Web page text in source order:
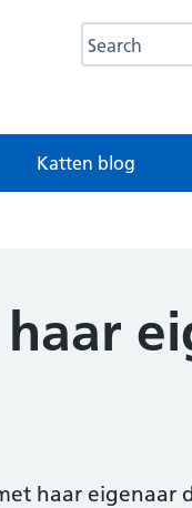
Search this
Katten blog
haar eigenaar